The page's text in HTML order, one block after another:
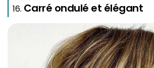
Carré ondulé et élégant